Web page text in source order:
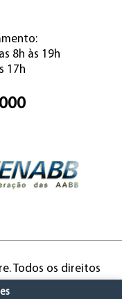
8h às 19h
17h
Todos os direitos